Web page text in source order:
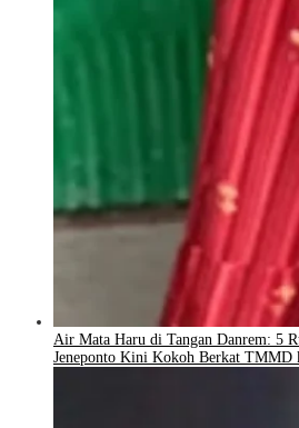
Air Mata Haru di Tangan Danrem: 5
Jeneponto Kini Kokoh Berkat TMMD